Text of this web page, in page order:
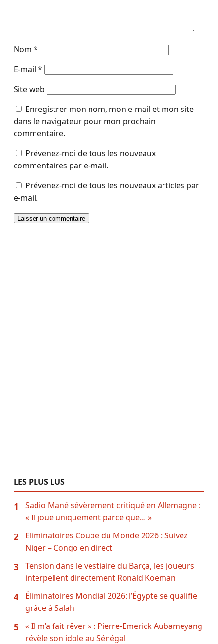
Nom *
E-mail *
Site web
Enregistrer mon nom, mon e-mail et mon site
dans le navigateur pour mon prochain
commentaire.
Prévenez-moi de tous les nouveaux
commentaires par e-mail.
Prévenez-moi de tous les nouveaux articles par
e-mail.
LES PLUS LUS
1
Sadio Mané sévèrement critiqué en Allemagne :
« Il joue uniquement parce que… »
2
Eliminatoires Coupe du Monde 2026 : Suivez
Niger – Congo en direct
3
Tension dans le vestiaire du Barça, les joueurs
interpellent directement Ronald Koeman
4
Éliminatoires Mondial 2026: l’Égypte se qualifie
grâce à Salah
5
« Il m’a fait rêver » : Pierre-Emerick Aubameyang
révèle son idole au Sénégal